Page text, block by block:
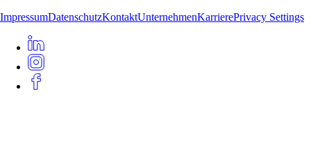
ImpressumDatenschutzKontaktUnternehmenKarrierePrivacy Settings